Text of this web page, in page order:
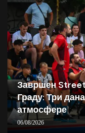
Завршен
Граду: Три
атмосфере
06/08/2026